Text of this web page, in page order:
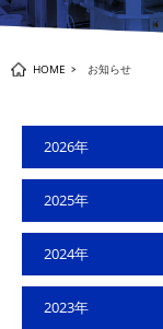
HOME お知らせ
2026年
2025年
2024年
2023年